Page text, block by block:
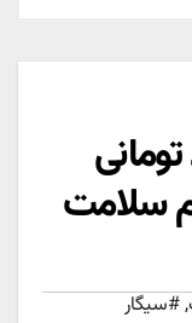
تومانی
سلامت
,#سیگار